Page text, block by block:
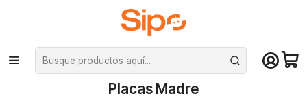
¡Compra hasta mediodía y recibe hoy! De lunes a sábado en el gran
Santiago. Envío gratis desde $29.990
Inicio Componentes PC Placas Madre
Placas Madre